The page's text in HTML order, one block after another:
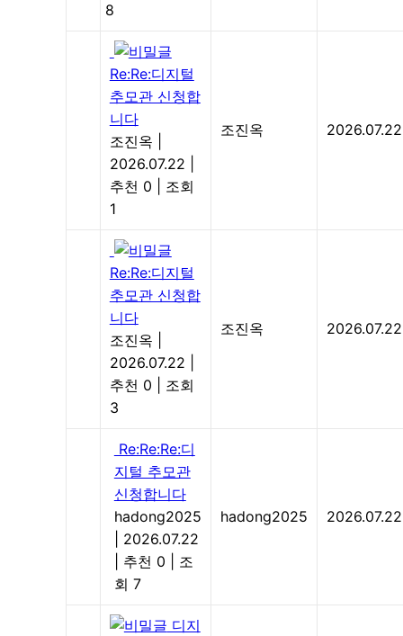
8
Re:Re:디지털
추모관 신청합
니다
조진옥
2026.07.22
추천 0
조회
1
조진옥 2026.07.22
Re:Re:디지털
추모관 신청합
니다
조진옥
2026.07.22
추천 0
조회
3
조진옥 2026.07.22
Re:Re:Re:디
지털 추모관
신청합니다
hadong2025
2026.07.22
추천 0
조
회 7
hadong2025 2026.07.22
디지